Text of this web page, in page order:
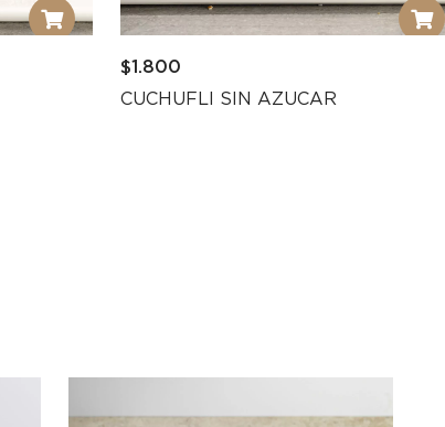
$1.800
CUCHUFLI SIN AZUCAR